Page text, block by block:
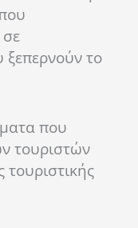
ξεπερνούν το
που
τουριστών